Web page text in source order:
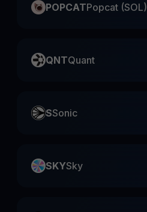
POPCATPopcat (SOL)
QNTQuant
SSonic
SKYSky